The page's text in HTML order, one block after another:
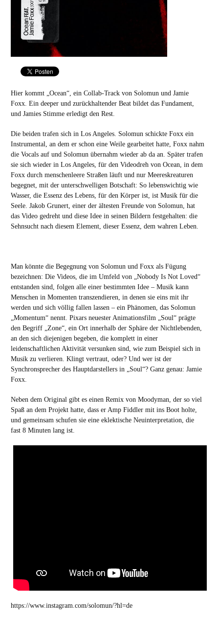
Hier kommt „Ocean“, ein Collab-Track von Solomun und Jamie
Foxx. Ein deeper und zurückhaltender Beat bildet das Fundament,
und Jamies Stimme erledigt den Rest.
Die beiden trafen sich in Los Angeles. Solomun schickte Foxx ein
Instrumental, an dem er schon eine Weile gearbeitet hatte, Foxx nahm
die Vocals auf und Solomun übernahm wieder ab da an. Später trafen
sie sich wieder in Los Angeles, für den Videodreh von Ocean, in dem
Foxx durch menschenleere Straßen läuft und nur Meereskreaturen
begegnet, mit der unterschwelligen Botschaft: So lebenswichtig wie
Wasser, die Essenz des Lebens, für den Körper ist, ist Musik für die
Seele. Jakob Grunert, einer der ältesten Freunde von Solomun, hat
das Video gedreht und diese Idee in seinen Bildern festgehalten: die
Sehnsucht nach diesem Element, dieser Essenz, dem wahren Leben.
Man könnte die Begegnung von Solomun und Foxx als Fügung
bezeichnen: Die Videos, die im Umfeld von „Nobody Is Not Loved“
entstanden sind, folgen alle einer bestimmten Idee – Musik kann
Menschen in Momenten transzendieren, in denen sie eins mit ihr
werden und sich völlig fallen lassen – ein Phänomen, das Solomun
„Momentum“ nennt. Pixars neuester Animationsfilm „Soul“ prägte
den Begriff „Zone“, ein Ort innerhalb der Sphäre der Nichtlebenden,
an den sich diejenigen begeben, die komplett in einer
leidenschaftlichen Aktivität versunken sind, wie zum Beispiel sich in
Musik zu verlieren. Klingt vertraut, oder? Und wer ist der
Synchronsprecher des Hauptdarstellers in „Soul“? Ganz genau: Jamie
Foxx.
Neben dem Original gibt es einen Remix von Moodyman, der so viel
Spaß an dem Projekt hatte, dass er Amp Fiddler mit ins Boot holte,
und gemeinsam schufen sie eine eklektische Neuinterpretation, die
fast 8 Minuten lang ist.
https://www.instagram.com/solomun/?hl=de